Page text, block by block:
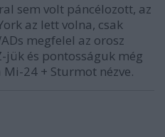
sem volt páncélozott, az
az lett volna, csak
megfelel az orosz
és pontosságuk még
24 + Sturmot nézve.